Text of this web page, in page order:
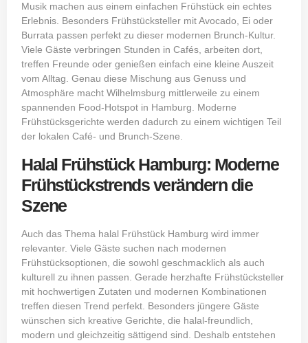
Musik machen aus einem einfachen Frühstück ein echtes
Erlebnis. Besonders Frühstücksteller mit Avocado, Ei oder
Burrata passen perfekt zu dieser modernen Brunch-Kultur.
Viele Gäste verbringen Stunden in Cafés, arbeiten dort,
treffen Freunde oder genießen einfach eine kleine Auszeit
vom Alltag. Genau diese Mischung aus Genuss und
Atmosphäre macht Wilhelmsburg mittlerweile zu einem
spannenden Food-Hotspot in Hamburg. Moderne
Frühstücksgerichte werden dadurch zu einem wichtigen Teil
der lokalen Café- und Brunch-Szene.
Halal Frühstück Hamburg: Moderne
Frühstückstrends verändern die
Szene
Auch das Thema halal Frühstück Hamburg wird immer
relevanter. Viele Gäste suchen nach modernen
Frühstücksoptionen, die sowohl geschmacklich als auch
kulturell zu ihnen passen. Gerade herzhafte Frühstücksteller
mit hochwertigen Zutaten und modernen Kombinationen
treffen diesen Trend perfekt. Besonders jüngere Gäste
wünschen sich kreative Gerichte, die halal-freundlich,
modern und gleichzeitig sättigend sind. Deshalb entstehen